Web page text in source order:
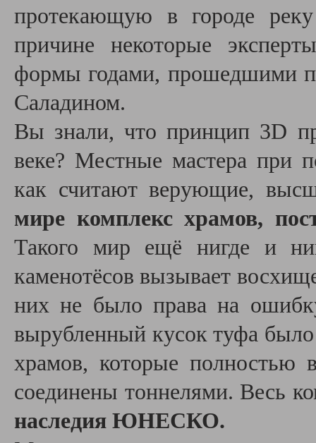
протекающую в городе
причине некоторые
формы годами, прошедшими
Саладином.
Вы знали, что принцип 3D
веке? Местные мастера при
как считают верующие,
мире комплекс храмов,
Такого мир ещё нигде и
каменотёсов вызывает
них не было права на
вырубленный кусок туфа
храмов, которые полностью
соединены тоннелями. Весь
наследия ЮНЕСКО.